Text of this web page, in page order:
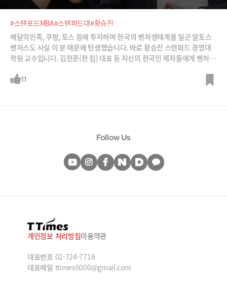
#스탠포드MBA#스탠퍼드대#황승진
배달의민족, 쿠팡, 토스 등에 투자하며 한국의 벤처생태계를 일군 알토스
벤처스도 사실 이 분 때문에 탄생했습니다. 바로 황승진 스탠퍼드 경영대
학원 교수입니다. 김한준(한 킴) 대표 등 자신의 한국인 제자들에게 벤처캐
졌고 그 덕분에 한국에 스타트업 붐이 가능했던 것입니다. 스탠퍼드대 첫
11
Follow Us
개인정보 처리방침이용약관
대표번호 02-724-7718
대표메일 ttimes6000@gmail.com